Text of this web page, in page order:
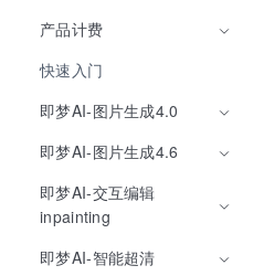
产品计费
快速入门
即梦AI-图片生成4.0
即梦AI-图片生成4.6
即梦AI-交互编辑
inpainting
即梦AI-智能超清